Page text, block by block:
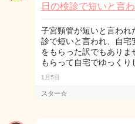
日の検診で短いと言
子宮頸管が短いと言われ
診で短いと言われ、自
をもらった訳でもあり
もらって自宅でゆっく
1月5日
スター☆